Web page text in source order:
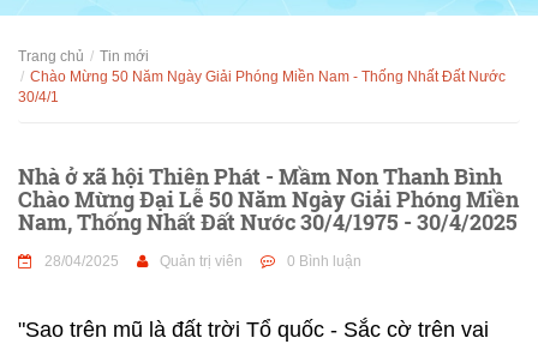
Trang chủ
Tin mới
Chào Mừng 50 Năm Ngày Giải Phóng Miền Nam - Thống Nhất Đất Nước
30/4/1
Nhà ở xã hội Thiên Phát - Mầm Non Thanh Bình
Chào Mừng Đại Lễ 50 Năm Ngày Giải Phóng Miền
Nam, Thống Nhất Đất Nước 30/4/1975 - 30/4/2025
28/04/2025 Quản trị viên 0 Bình luận
"Sao trên mũ là đất trời Tổ quốc - Sắc cờ trên vai